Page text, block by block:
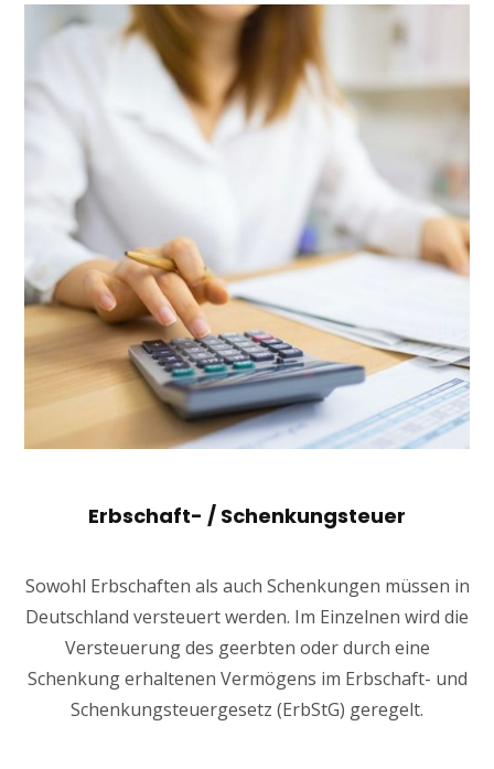
Erbschaft- / Schenkungsteuer
Sowohl Erbschaften als auch Schenkungen müssen in
Deutschland versteuert werden. Im Einzelnen wird die
Versteuerung des geerbten oder durch eine
Schenkung erhaltenen Vermögens im Erbschaft- und
Schenkungsteuergesetz (ErbStG) geregelt.